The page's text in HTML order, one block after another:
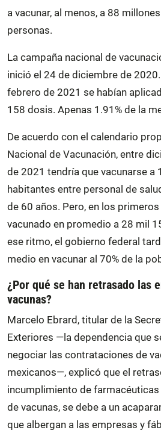
a vacunar, al menos, a 88
personas.
La campaña nacional de
inició el 24 de diciembre de
febrero de 2021 se habían
158 dosis. Apenas 1.91% de la
De acuerdo con el calendario
Nacional de Vacunación, entre
de 2021 tendría que vacunarse a
habitantes entre personal de
de 60 años. Pero, en los
vacunado en promedio a 28 mil
ese ritmo, el gobierno federal
medio en vacunar al 70% de la
¿Por qué se han retrasado las
vacunas?
Marcelo Ebrard, titular de la
Exteriores —la dependencia que
negociar las contrataciones de
mexicanos—, explicó que el
incumplimiento de
de vacunas, se debe a un
que albergan a las empresas y